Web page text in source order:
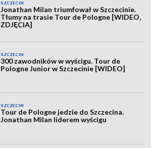
SZCZECIN
Jonathan Milan triumfował w Szczecinie.
Tłumy na trasie Tour de Pologne [WIDEO,
ZDJĘCIA]
SZCZECIN
300 zawodników w wyścigu. Tour de
Pologne Junior w Szczecinie [WIDEO]
SZCZECIN
Tour de Pologne jedzie do Szczecina.
Jonathan Milan liderem wyścigu